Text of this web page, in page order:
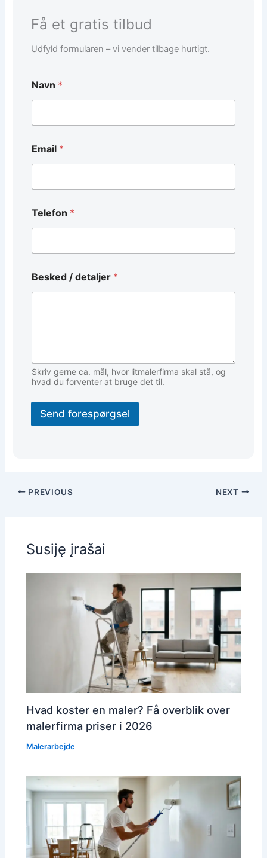
Få et gratis tilbud
Udfyld formularen – vi vender tilbage hurtigt.
e
t
e
r
*
Navn *
Email *
Telefon *
Besked / detaljer *
Skriv gerne ca. mål, hvor litmalerfirma skal stå, og
hvad du forventer at bruge det til.
Send forespørgsel
PREVIOUS NEXT
Susiję įrašai
Hvad koster en maler? Få overblik over
malerfirma priser i 2026
Malerarbejde